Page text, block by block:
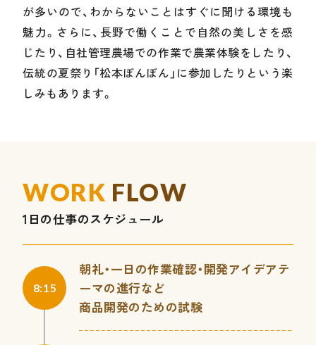
が多いので、わからないことはすぐに聞ける環境も
魅力。さらに、長野で働くことで自然の美しさを感
じたり、自社管理農場での作業で農業体験をしたり、
伝統の夏祭り「松本ぼんぼん」に参加したりという楽
しみもあります。
WORK FLOW
1日の仕事のスケジュール
8:15
朝礼・一日の作業確認・開発アイデアテ
ーマの進行など
商品開発のための試験